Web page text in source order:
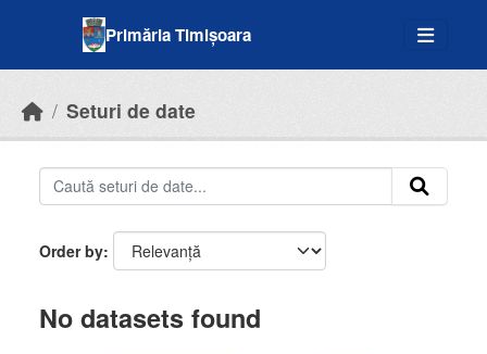
Primăria Timișoara
Seturi de date
Order by
No datasets found